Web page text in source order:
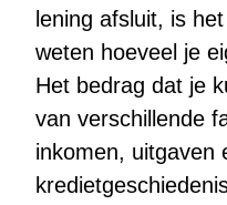
lening afsluit, is
weten hoeveel je
Het bedrag dat je
van verschillende
inkomen, uitgaven